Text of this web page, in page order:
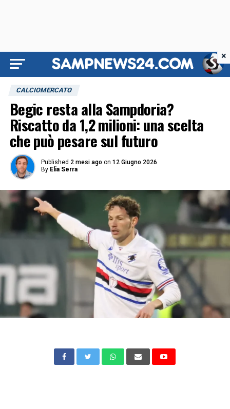
CALCIOMERCATO
Begic resta alla Sampdoria?
Riscatto da 1,2 milioni: una scelta
che può pesare sul futuro
Published 2 mesi ago on 12 Giugno 2026
By Elia Serra
×